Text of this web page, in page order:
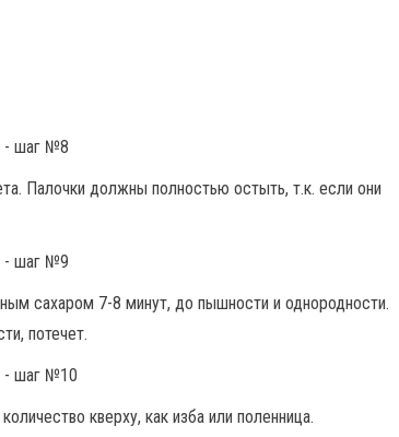
Палочки должны полностью остыть, т.к. если они
сахаром 7-8 минут, до пышности и однородности.
потечет.
кверху, как изба или поленница.